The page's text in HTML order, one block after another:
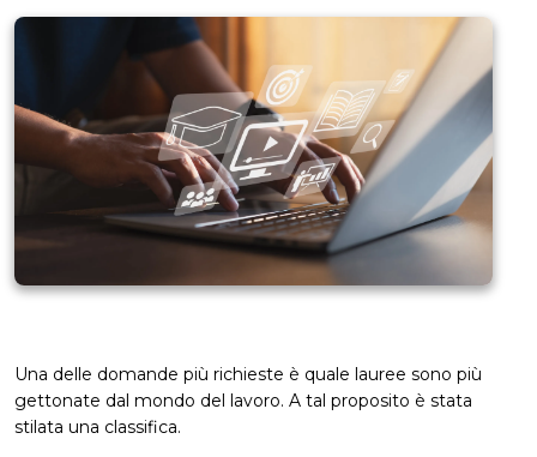
Una delle domande più richieste è quale lauree sono più
gettonate dal mondo del lavoro. A tal proposito è stata
stilata una classifica.